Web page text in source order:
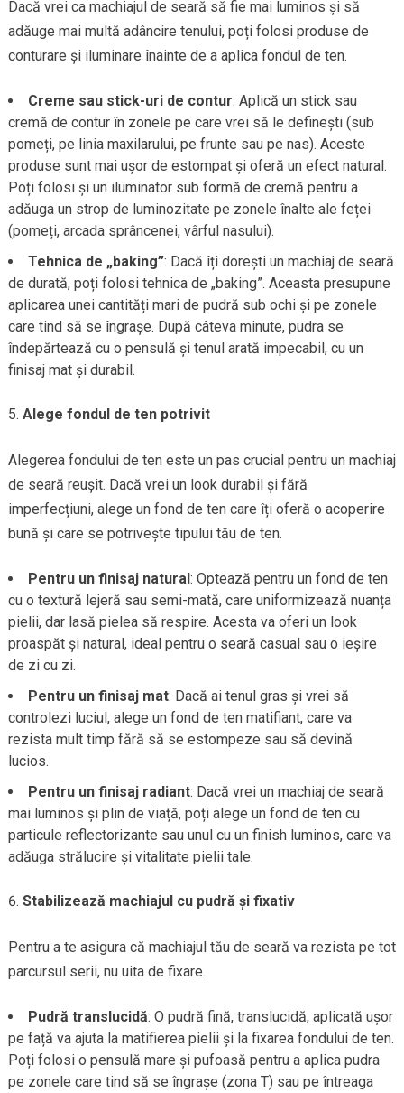
Dacă vrei ca machiajul de seară să fie mai luminos și să
adăuge mai multă adâncire tenului, poți folosi produse de
conturare și iluminare înainte de a aplica fondul de ten.
Creme sau stick-uri de contur: Aplică un stick sau
cremă de contur în zonele pe care vrei să le definești (sub
pomeți, pe linia maxilarului, pe frunte sau pe nas). Aceste
produse sunt mai ușor de estompat și oferă un efect natural.
Poți folosi și un iluminator sub formă de cremă pentru a
adăuga un strop de luminozitate pe zonele înalte ale feței
(pomeți, arcada sprâncenei, vârful nasului).
Tehnica de „baking”: Dacă îți dorești un machiaj de seară
de durată, poți folosi tehnica de „baking”. Aceasta presupune
aplicarea unei cantități mari de pudră sub ochi și pe zonele
care tind să se îngrașe. După câteva minute, pudra se
îndepărtează cu o pensulă și tenul arată impecabil, cu un
finisaj mat și durabil.
Alege fondul de ten potrivit
Alegerea fondului de ten este un pas crucial pentru un machiaj
de seară reușit. Dacă vrei un look durabil și fără
imperfecțiuni, alege un fond de ten care îți oferă o acoperire
bună și care se potrivește tipului tău de ten.
Pentru un finisaj natural: Optează pentru un fond de ten
cu o textură lejeră sau semi-mată, care uniformizează nuanța
pielii, dar lasă pielea să respire. Acesta va oferi un look
proaspăt și natural, ideal pentru o seară casual sau o ieșire
de zi cu zi.
Pentru un finisaj mat: Dacă ai tenul gras și vrei să
controlezi luciul, alege un fond de ten matifiant, care va
rezista mult timp fără să se estompeze sau să devină
lucios.
Pentru un finisaj radiant: Dacă vrei un machiaj de seară
mai luminos și plin de viață, poți alege un fond de ten cu
particule reflectorizante sau unul cu un finish luminos, care va
adăuga strălucire și vitalitate pielii tale.
Stabilizează machiajul cu pudră și fixativ
Pentru a te asigura că machiajul tău de seară va rezista pe tot
parcursul serii, nu uita de fixare.
Pudră translucidă: O pudră fină, translucidă, aplicată ușor
pe față va ajuta la matifierea pielii și la fixarea fondului de ten.
Poți folosi o pensulă mare și pufoasă pentru a aplica pudra
pe zonele care tind să se îngrașe (zona T) sau pe întreaga